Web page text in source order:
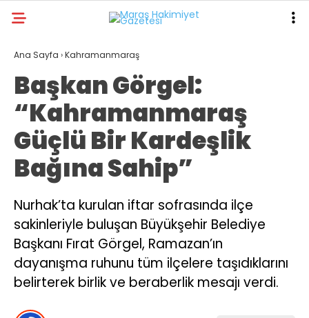
GALERİ VİDEO YAZARLAR
ANA SAYFA
KAHRAMANMARAŞ
GÜNDEM
EKONOMI
POLITIKA
DÜNYA
SPOR
SAĞLIK
Ana Sayfa ›Kahramanmaraş
Başkan Görgel:
“Kahramanmaraş
Güçlü Bir Kardeşlik
Bağına Sahip”
Nurhak’ta kurulan iftar sofrasında ilçe
sakinleriyle buluşan Büyükşehir Belediye
Başkanı Fırat Görgel, Ramazan’ın
dayanışma ruhunu tüm ilçelere taşıdıklarını
belirterek birlik ve beraberlik mesajı verdi.